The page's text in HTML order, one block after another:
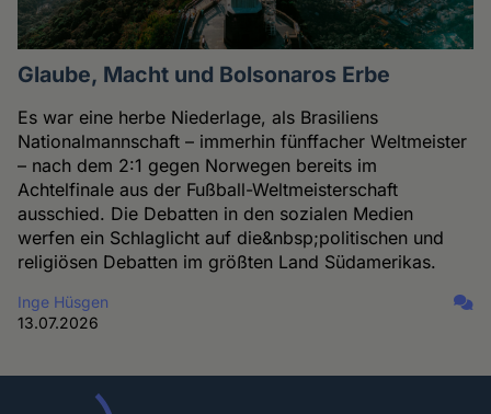
Glaube, Macht und Bolsonaros Erbe
Es war eine herbe Niederlage, als Brasiliens
Nationalmannschaft – immerhin fünffacher Weltmeister
– nach dem 2:1 gegen Norwegen bereits im
Achtelfinale aus der Fußball-Weltmeisterschaft
ausschied. Die Debatten in den sozialen Medien
werfen ein Schlaglicht auf die&nbsp;politischen und
religiösen Debatten im größten Land Südamerikas.
Inge Hüsgen
13.07.2026